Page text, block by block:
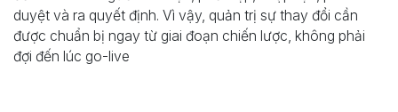
duyệt và ra quyết định. Vì vậy, quản trị sự thay đổi cần
được chuẩn bị ngay từ giai đoạn chiến lược, không phải
đợi đến lúc go-live